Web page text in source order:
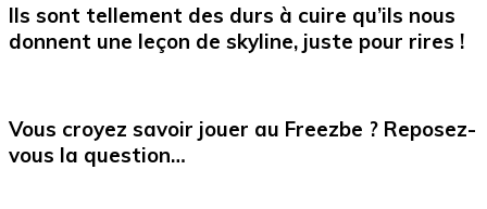
Ils sont tellement des durs à cuire qu’ils nous
donnent une leçon de skyline, juste pour rires !
Vous croyez savoir jouer au Freezbe ? Reposez-
vous la question…